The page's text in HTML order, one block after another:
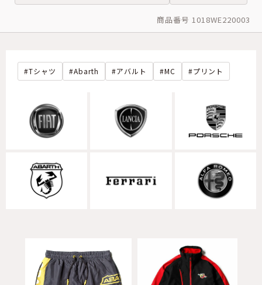
商品番号 1018WE220003
Tシャツ Abarth アバルト MC プリント